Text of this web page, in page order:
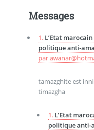
Messages
1. L’Etat
politique anti-
par
tamazghite est
timazgha
1. L’Etat
politique anti-